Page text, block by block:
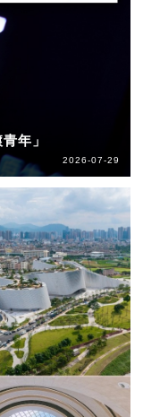
年」
2026-07-29